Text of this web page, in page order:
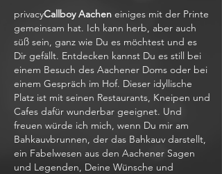
privacyCallboy Aachen einiges mit der Printe
gemeinsam hat. Ich kann herb, aber auch
süß sein, ganz wie Du es möchtest und es
Dir gefällt. Entdecken kannst Du es still bei
einem Besuch des Aachener Doms oder bei
einem Gespräch im Hof. Dieser idyllische
Platz ist mit seinen Restaurants, Kneipen und
Cafes dafür wunderbar geeignet. Und
freuen würde ich mich, wenn Du mir am
Bahkauvbrunnen, der das Bahkauv darstellt,
ein Fabelwesen aus den Aachener Sagen
und Legenden, Deine Wünsche und